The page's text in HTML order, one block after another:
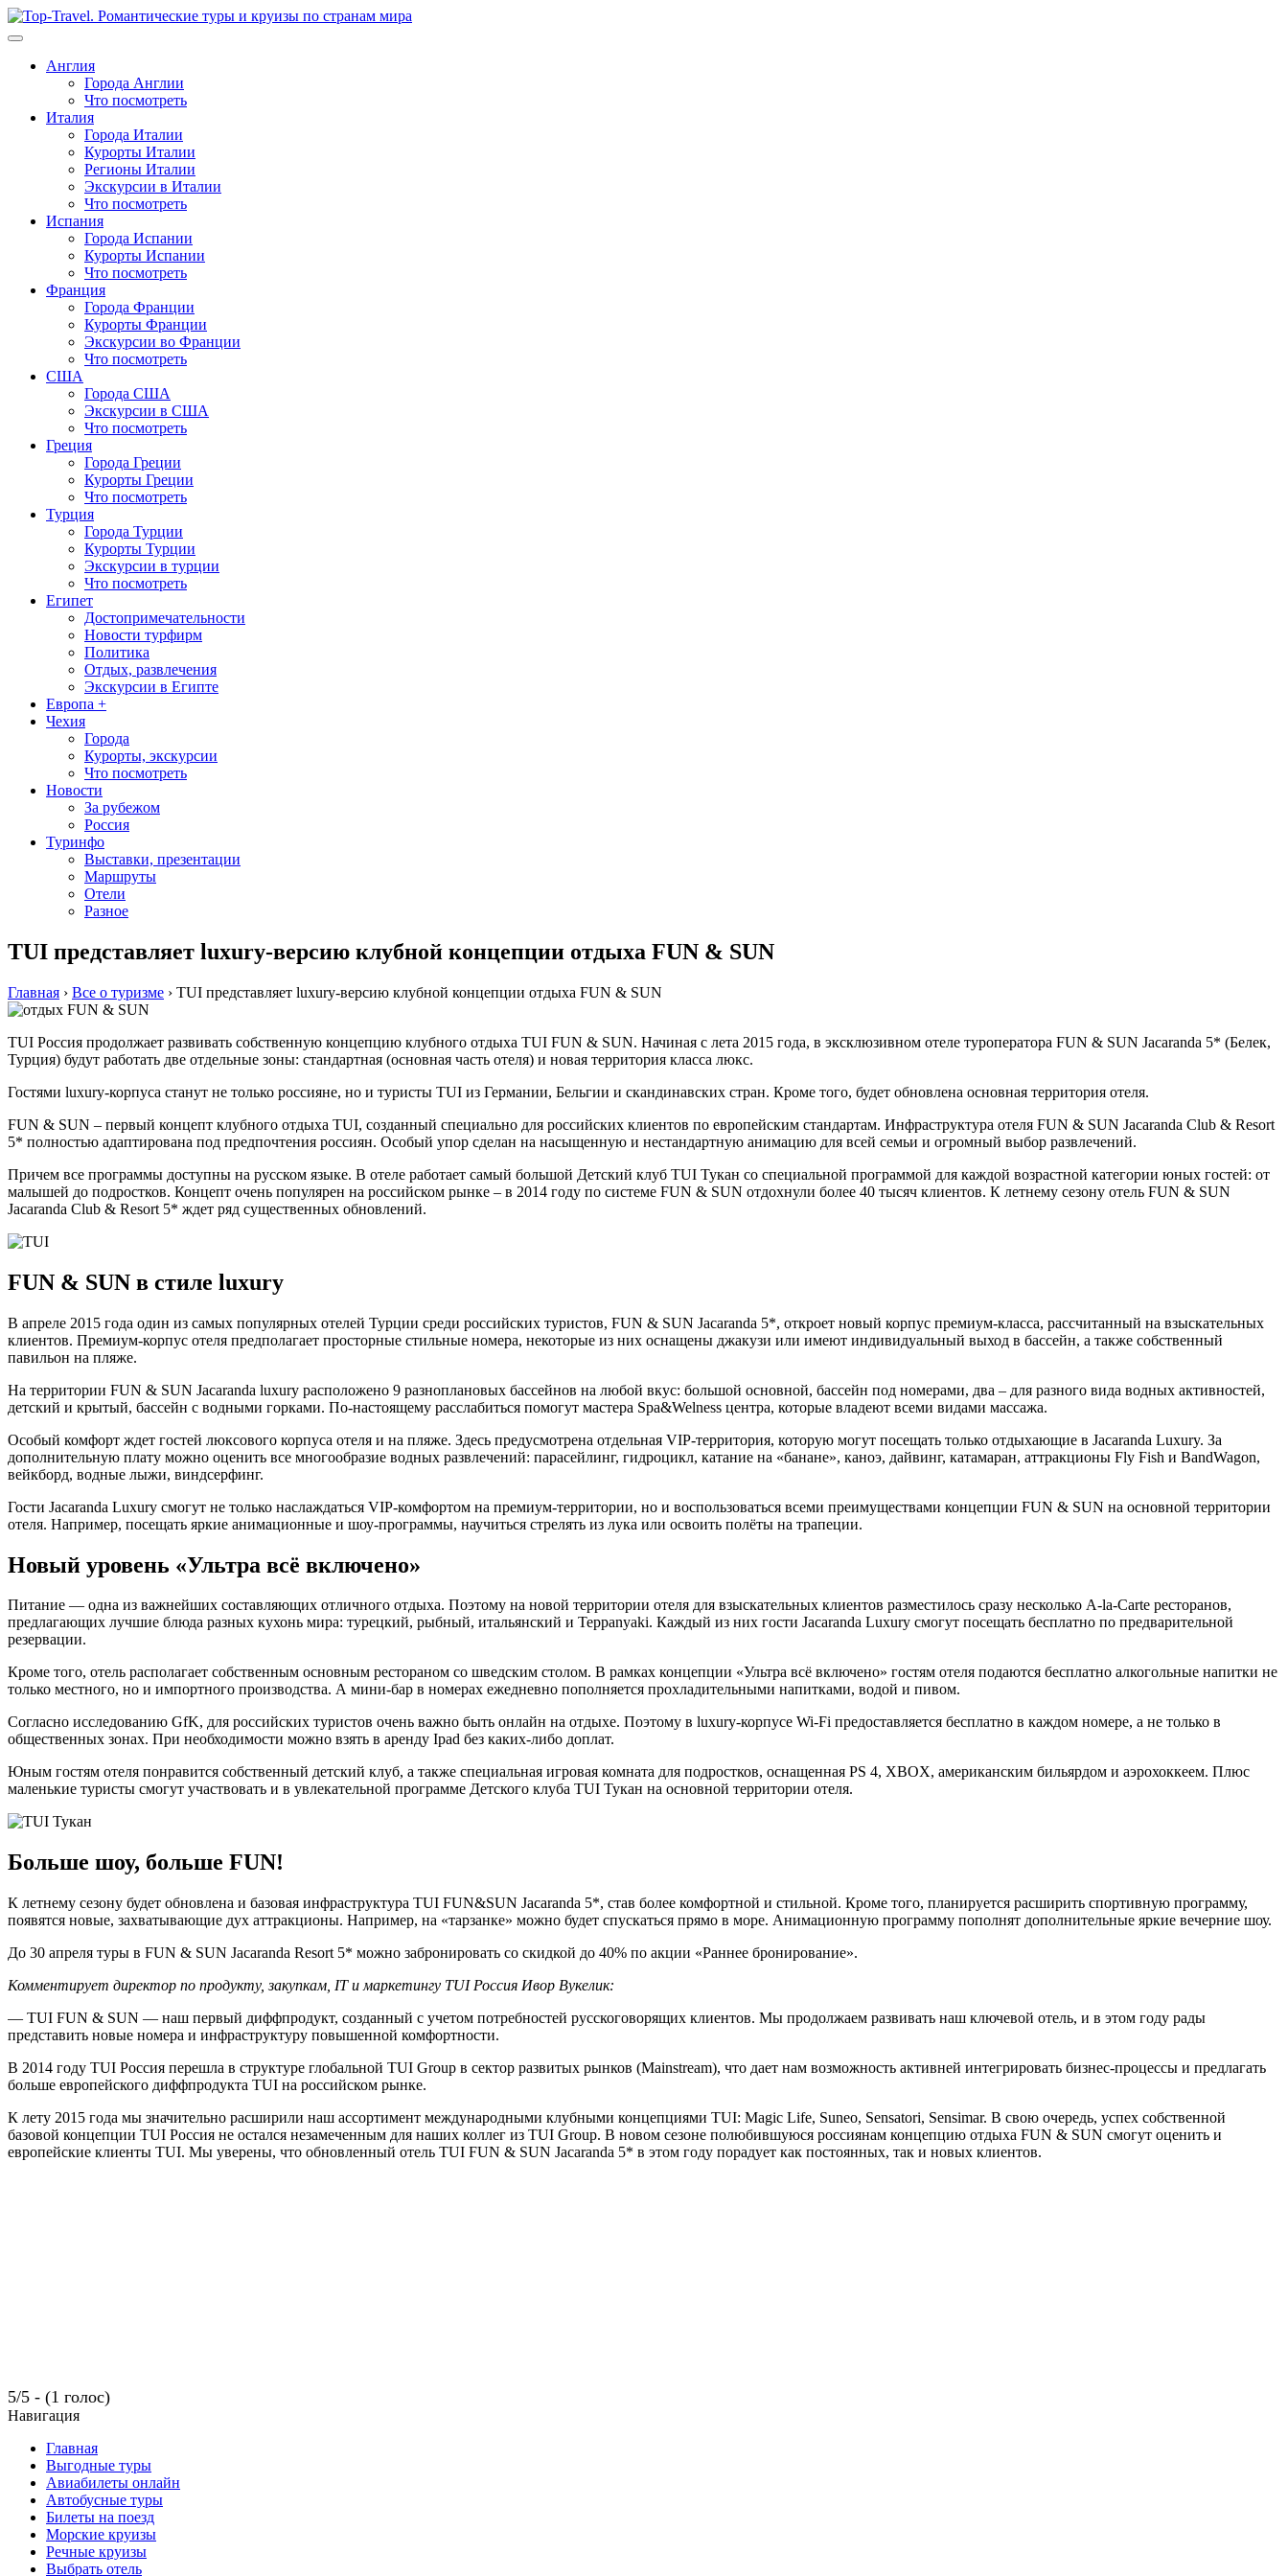
Перейти
к
Англия
Города Англии
Что посмотреть
Италия
Города Италии
Курорты Италии
Регионы Италии
Экскурсии в Италии
Что посмотреть
Испания
Города Испании
Курорты Испании
Что посмотреть
Франция
Города Франции
Курорты Франции
Экскурсии во Франции
Что посмотреть
США
Города США
Экскурсии в США
Что посмотреть
Греция
Города Греции
Курорты Греции
Что посмотреть
Турция
Города Турции
Курорты Турции
Экскурсии в турции
Что посмотреть
Египет
Достопримечательности
Новости турфирм
Политика
Отдых, развлечения
Экскурсии в Египте
Европа +
Чехия
Города
Курорты, экскурсии
Что посмотреть
Новости
За рубежом
Россия
Туринфо
Выставки, презентации
Маршруты
Отели
Разное
TUI представляет luxury-версию клубной концепции отдыха FUN & SUN
Главная › Все о туризме › TUI представляет luxury-версию клубной концепции отдыха FUN & SUN
TUI Россия продолжает развивать собственную концепцию клубного отдыха TUI FUN & SUN. Начиная с лета 2015 года, в эксклюзивном отеле туроператора FUN & SUN Jacaranda 5* (Белек,
Турция) будут работать две отдельные зоны: стандартная (основная часть отеля) и новая территория класса люкс.
Гостями luxury-корпуса станут не только россияне, но и туристы TUI из Германии, Бельгии и скандинавских стран. Кроме того, будет обновлена основная территория отеля.
FUN & SUN – первый концепт клубного отдыха TUI, созданный специально для российских клиентов по европейским стандартам. Инфраструктура отеля FUN & SUN Jacaranda Club & Resort
5* полностью адаптирована под предпочтения россиян. Особый упор сделан на насыщенную и нестандартную анимацию для всей семьи и огромный выбор развлечений.
Причем все программы доступны на русском языке. В отеле работает самый большой Детский клуб TUI Тукан со специальной программой для каждой возрастной категории юных гостей: от
малышей до подростков. Концепт очень популярен на российском рынке – в 2014 году по системе FUN & SUN отдохнули более 40 тысяч клиентов. К летнему сезону отель FUN & SUN
Jacaranda Club & Resort 5* ждет ряд существенных обновлений.
FUN & SUN в стиле luxury
В апреле 2015 года один из самых популярных отелей Турции среди российских туристов, FUN & SUN Jacaranda 5*, откроет новый корпус премиум-класса, рассчитанный на взыскательных
клиентов. Премиум-корпус отеля предполагает просторные стильные номера, некоторые из них оснащены джакузи или имеют индивидуальный выход в бассейн, а также собственный
павильон на пляже.
На территории FUN & SUN Jacaranda luxury расположено 9 разноплановых бассейнов на любой вкус: большой основной, бассейн под номерами, два – для разного вида водных активностей,
детский и крытый, бассейн с водными горками. По-настоящему расслабиться помогут мастера Spa&Welness центра, которые владеют всеми видами массажа.
Особый комфорт ждет гостей люксового корпуса отеля и на пляже. Здесь предусмотрена отдельная VIP-территория, которую могут посещать только отдыхающие в Jacaranda Luxury. За
дополнительную плату можно оценить все многообразие водных развлечений: парасейлинг, гидроцикл, катание на «банане», каноэ, дайвинг, катамаран, аттракционы Fly Fish и BandWagon,
вейкборд, водные лыжи, виндсерфинг.
Гости Jacaranda Luxury смогут не только наслаждаться VIP-комфортом на премиум-территории, но и воспользоваться всеми преимуществами концепции FUN & SUN на основной территории
отеля. Например, посещать яркие анимационные и шоу-программы, научиться стрелять из лука или освоить полёты на трапеции.
Новый уровень «Ультра всё включено»
Питание — одна из важнейших составляющих отличного отдыха. Поэтому на новой территории отеля для взыскательных клиентов разместилось сразу несколько A-la-Carte ресторанов,
предлагающих лучшие блюда разных кухонь мира: турецкий, рыбный, итальянский и Teppanyaki. Каждый из них гости Jacaranda Luxury смогут посещать бесплатно по предварительной
резервации.
Кроме того, отель располагает собственным основным рестораном со шведским столом. В рамках концепции «Ультра всё включено» гостям отеля подаются бесплатно алкогольные напитки не
только местного, но и импортного производства. А мини-бар в номерах ежедневно пополняется прохладительными напитками, водой и пивом.
Согласно исследованию GfK, для российских туристов очень важно быть онлайн на отдыхе. Поэтому в luxury-корпусе Wi-Fi предоставляется бесплатно в каждом номере, а не только в
общественных зонах. При необходимости можно взять в аренду Ipad без каких-либо доплат.
Юным гостям отеля понравится собственный детский клуб, а также специальная игровая комната для подростков, оснащенная PS 4, XBOX, американским бильярдом и аэрохоккеем. Плюс
маленькие туристы смогут участвовать и в увлекательной программе Детского клуба TUI Тукан на основной территории отеля.
Больше шоу, больше FUN!
К летнему сезону будет обновлена и базовая инфраструктура TUI FUN&SUN Jacaranda 5*, став более комфортной и стильной. Кроме того, планируется расширить спортивную программу,
появятся новые, захватывающие дух аттракционы. Например, на «тарзанке» можно будет спускаться прямо в море. Анимационную программу пополнят дополнительные яркие вечерние шоу.
До 30 апреля туры в FUN & SUN Jacaranda Resort 5* можно забронировать со скидкой до 40% по акции «Раннее бронирование».
Комментирует директор по продукту, закупкам, IT и маркетингу TUI Россия Ивор Вукелик:
— TUI FUN & SUN — наш первый диффпродукт, созданный с учетом потребностей русскоговорящих клиентов. Мы продолжаем развивать наш ключевой отель, и в этом году рады
представить новые номера и инфраструктуру повышенной комфортности.
В 2014 году TUI Россия перешла в структуре глобальной TUI Group в сектор развитых рынков (Mainstream), что дает нам возможность активней интегрировать бизнес-процессы и предлагать
больше европейского диффпродукта TUI на российском рынке.
К лету 2015 года мы значительно расширили наш ассортимент международными клубными концепциями TUI: Magic Life, Suneo, Sensatori, Sensimar. В свою очередь, успех собственной
базовой концепции TUI Россия не остался незамеченным для наших коллег из TUI Group. В новом сезоне полюбившуюся россиянам концепцию отдыха FUN & SUN смогут оценить и
европейские клиенты TUI. Мы уверены, что обновленный отель TUI FUN & SUN Jacaranda 5* в этом году порадует как постоянных, так и новых клиентов.
5/5 - (1 голос)
Навигация
Главная
Выгодные туры
Авиабилеты онлайн
Автобусные туры
Билеты на поезд
Морские круизы
Речные круизы
Выбрать отель